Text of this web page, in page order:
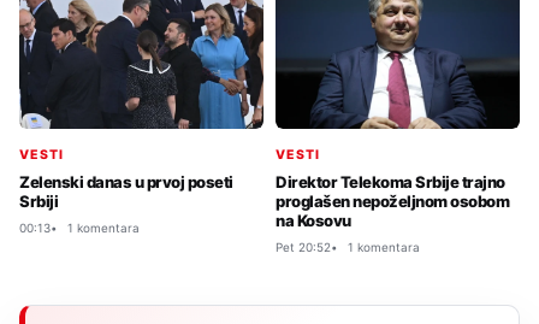
VESTI
Zelenski danas u prvoj poseti
Srbiji
00:13 1 komentara
VESTI
Direktor Telekoma Srbije trajno
proglašen nepoželjnom osobom
na Kosovu
Pet 20:52 1 komentara